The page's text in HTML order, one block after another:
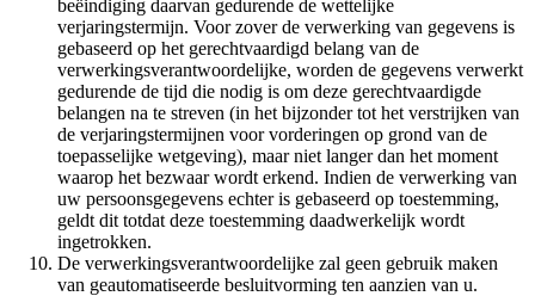
beëindiging daarvan gedurende de wettelijke
verjaringstermijn. Voor zover de verwerking van gegevens is
gebaseerd op het gerechtvaardigd belang van de
verwerkingsverantwoordelijke, worden de gegevens verwerkt
gedurende de tijd die nodig is om deze gerechtvaardigde
belangen na te streven (in het bijzonder tot het verstrijken van
de verjaringstermijnen voor vorderingen op grond van de
toepasselijke wetgeving), maar niet langer dan het moment
waarop het bezwaar wordt erkend. Indien de verwerking van
uw persoonsgegevens echter is gebaseerd op toestemming,
geldt dit totdat deze toestemming daadwerkelijk wordt
ingetrokken.
De verwerkingsverantwoordelijke zal geen gebruik maken
van geautomatiseerde besluitvorming ten aanzien van u.